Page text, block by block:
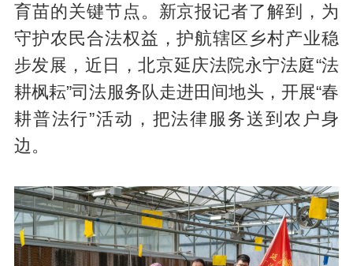
育苗的关键节点。新京报记者了解到，为
守护农民合法权益，护航辖区乡村产业稳
步发展，近日，北京延庆法院永宁法庭“法
耕枫耘”司法服务队走进田间地头，开展“春
耕普法行”活动，把法律服务送到农户身
边。